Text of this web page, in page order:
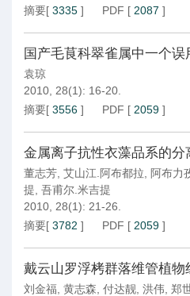
摘要[ 3335 ] PDF [ 2087 ]
国产毛茛科翠雀属中一个误
袁琼
2010, 28(1): 16-20.
摘要[ 3556 ] PDF [ 2059 ]
金属离子抗性衣藻品系的分
董志芳 艾山江.阿布都拉 阿布力
提 吾甫尔.米吉提
2010, 28(1): 21-26.
摘要[ 3782 ] PDF [ 2059 ]
戴云山罗浮栲群落维管植
刘金福 黄志森 付达靓 洪伟 郑